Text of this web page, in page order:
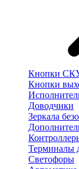
Кнопки
Кнопки
Доводчики
Зеркала
Терминалы
Светофоры